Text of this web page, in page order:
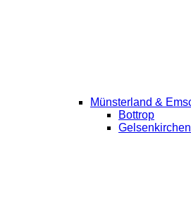
Münsterland &
Bottrop
Gelsenkirchen